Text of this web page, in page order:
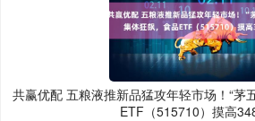
共赢优配 五粮液推新品猛攻年轻市场！“茅
ETF（515710）摸高